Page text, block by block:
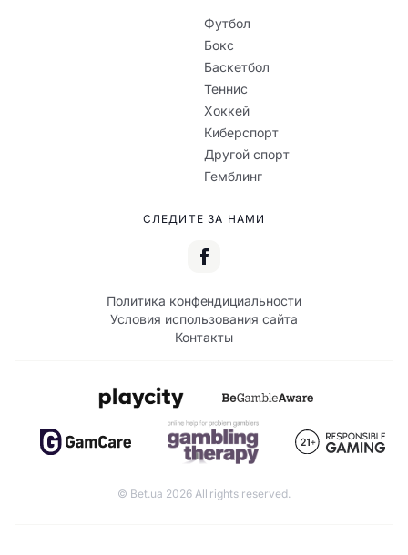
Футбол
Бокс
Баскетбол
Теннис
Хоккей
Киберспорт
Другой спорт
Гемблинг
СЛЕДИТЕ ЗА НАМИ
Политика конфендициальности
Условия использования сайта
Контакты
© Bet.ua 2026 All rights reserved.